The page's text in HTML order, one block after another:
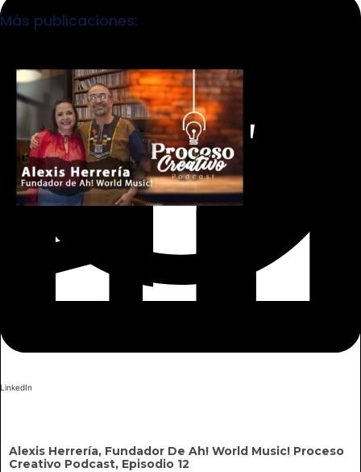
LinkedIn
Más publicaciones:
Alexis Herrería, Fundador De Ah! World Music! Proceso
Creativo Podcast, Episodio 12